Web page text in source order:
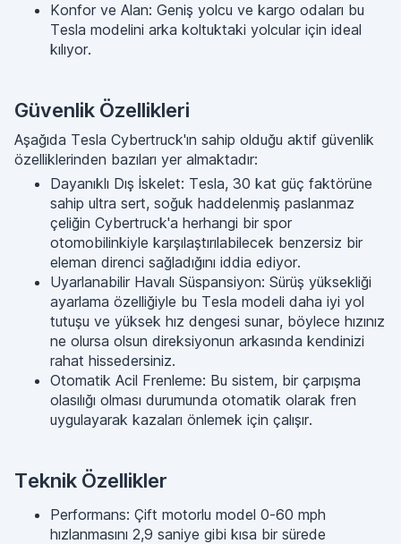
Konfor ve Alan: Geniş yolcu ve kargo odaları bu
Tesla modelini arka koltuktaki yolcular için ideal
kılıyor.
Güvenlik Özellikleri
Aşağıda Tesla Cybertruck'ın sahip olduğu aktif güvenlik
özelliklerinden bazıları yer almaktadır:
Dayanıklı Dış İskelet: Tesla, 30 kat güç faktörüne
sahip ultra sert, soğuk haddelenmiş paslanmaz
çeliğin Cybertruck'a herhangi bir spor
otomobilinkiyle karşılaştırılabilecek benzersiz bir
eleman direnci sağladığını iddia ediyor.
Uyarlanabilir Havalı Süspansiyon: Sürüş yüksekliği
ayarlama özelliğiyle bu Tesla modeli daha iyi yol
tutuşu ve yüksek hız dengesi sunar, böylece hızınız
ne olursa olsun direksiyonun arkasında kendinizi
rahat hissedersiniz.
Otomatik Acil Frenleme: Bu sistem, bir çarpışma
olasılığı olması durumunda otomatik olarak fren
uygulayarak kazaları önlemek için çalışır.
Teknik Özellikler
Performans: Çift motorlu model 0-60 mph
hızlanmasını 2,9 saniye gibi kısa bir sürede